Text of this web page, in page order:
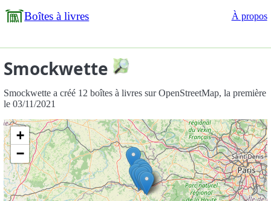
Boîtes à livres À propos
Smockwette
Smockwette a créé 12 boîtes à livres sur OpenStreetMap, la première
le 03/11/2021
+
−